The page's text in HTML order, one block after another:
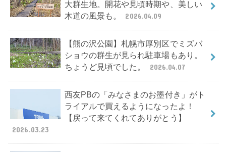
大群生地。開花や見頃時期や、美しい
木道の風景も。
2026.04.09
【熊の沢公園】札幌市厚別区でミズバ
ショウの群生が見られ駐車場もあり。
ちょうど見頃でした。
2026.04.07
西友PBの「みなさまのお墨付き」がト
ライアルで買えるようになったよ！
【戻って来てくれてありがとう】
2026.03.23